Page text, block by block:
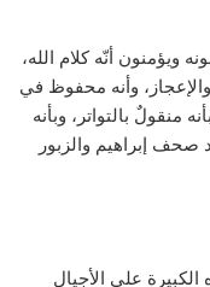
ويؤمنون أنّه كلام الله،
وأنه محفوظ في
بالتواتر، وبأنه
صحف إبراهيم والزبور
على الأجيال